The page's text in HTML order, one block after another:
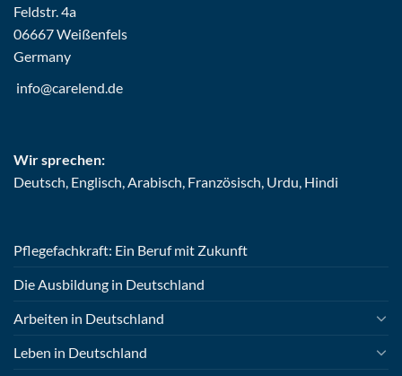
Feldstr. 4a
06667 Weißenfels
Germany
info@carelend.de
Wir sprechen:
Deutsch, Englisch, Arabisch, Französisch, Urdu, Hindi
Pflegefachkraft: Ein Beruf mit Zukunft
Die Ausbildung in Deutschland
Arbeiten in Deutschland
Leben in Deutschland